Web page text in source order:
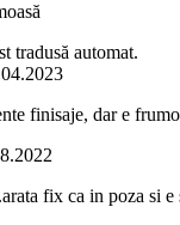
tradusă automat.
finisaje, dar e
fix ca in poza si e